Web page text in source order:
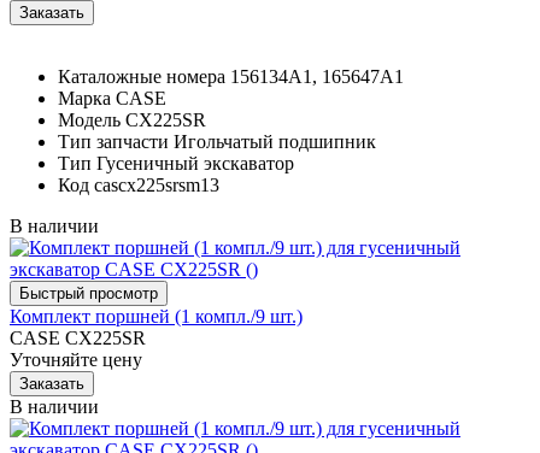
Каталожные номера 156134A1, 165647A1
Марка CASE
Модель CX225SR
Тип запчасти Игольчатый подшипник
Тип Гусеничный экскаватор
Код cascx225srsm13
В наличии
Комплект поршней (1 компл./9 шт.)
CASE CX225SR
Уточняйте цену
В наличии